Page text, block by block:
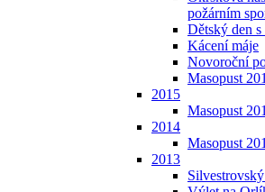
požárním
Dětský den
Kácení máje
Novoroční
Masopust
2015
Masopust
2014
Masopust
2013